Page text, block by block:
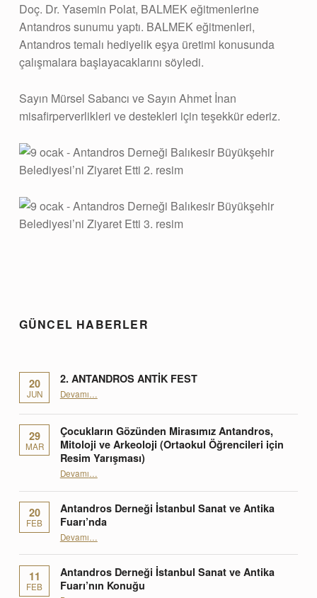
Doç. Dr. Yasemin Polat, BALMEK eğitmenlerine
Antandros sunumu yaptı. BALMEK eğitmenleri,
Antandros temalı hediyelik eşya üretimi konusunda
çalışmalara başlayacaklarını söyledi.
Sayın Mürsel Sabancı ve Sayın Ahmet İnan
misafirperverlikleri ve destekleri için teşekkür ederiz.
GÜNCEL HABERLER
20
JUN
2. ANTANDROS ANTİK FEST
Devamı…
29
MAR
Çocukların Gözünden Mirasımız Antandros,
Mitoloji ve Arkeoloji (Ortaokul Öğrencileri için
Resim Yarışması)
Devamı“Çocukların Gözünden Mirasımız Antandros, Mitoloji ve Arkeoloji (Ortaokul Öğrencileri için Resim Yarışması)”
…
20
FEB
Antandros Derneği İstanbul Sanat ve Antika
Fuarı’nda
Devamı“Antandros Derneği İstanbul Sanat ve Antika Fuarı’nda”
…
11
FEB
Antandros Derneği İstanbul Sanat ve Antika
Fuarı’nın Konuğu